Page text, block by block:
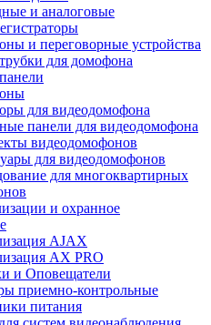
и аналоговые
и переговорные устройства
для домофона
для видеодомофона
панели для видеодомофона
видеодомофонов
для видеодомофонов
для многоквартирных
и охранное
AJAX
AX PRO
и Оповещатели
приемно-контрольные
питания